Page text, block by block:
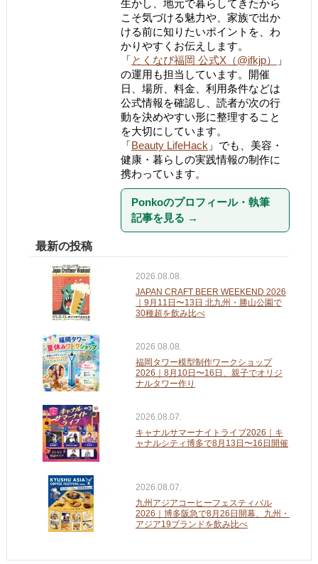
生かし、地元で暮らしてきたから
こそ気づける魅力や、家族で出か
ける前に知りたいポイントを、わ
かりやすくお伝えします。
「とくなび福岡 公式X（@ifkjp）
」
の運用も担当しています。開催
日、場所、料金、利用条件などは
公式情報を確認し、読者が次の行
動を決めやすい形に整理すること
を大切にしています。
「Beauty LifeHack 」でも、美容・
健康・暮らしの実践情報の制作に
携わっています。
Ponkoのプロフィール・執筆
記事を見る →
最新の投稿
2026.08.08.
JAPAN CRAFT BEER WEEKEND 2026
｜9月11日〜13日 北九州・勝山公園で
30種超を飲み比べ
2026.08.08.
福岡タワー模型制作ワークショップ
2026｜8月10日〜16日、親子でオリジ
ナルタワー作り
2026.08.07.
キャナルサマーナイトライブ2026｜キ
ャナルシティ博多で8月13日〜16日開催
2026.08.07.
九州アジアコーヒーフェスティバル
2026｜博多阪急で8月26日開幕、九州・
アジア19ブランドを飲み比べ